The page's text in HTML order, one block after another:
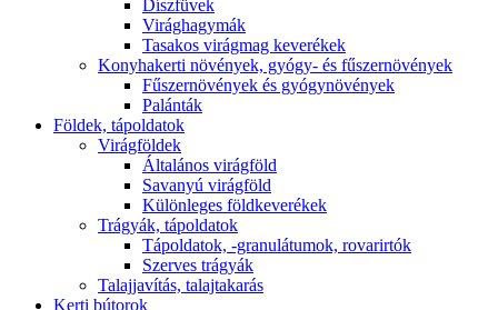
Díszfüvek
Virághagymák
Tasakos virágmag keverékek
Konyhakerti növények, gyógy- és fűszernövények
Fűszernövények és gyógynövények
Palánták
Földek, tápoldatok
Virágföldek
Általános virágföld
Savanyú virágföld
Különleges földkeverékek
Trágyák, tápoldatok
Tápoldatok, -granulátumok, rovarirtók
Szerves trágyák
Talajjavítás, talajtakarás
Kerti bútorok